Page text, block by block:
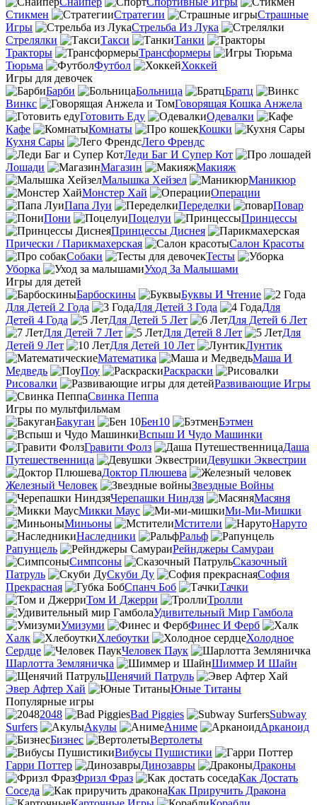
Стикмен
Стратегии
Страшные
Игры
Стрельба Из Лука
Стрелялки
Такси
Танки
Тракторы
Трансформеры
Тюрьма
Футбол
Хоккей
Игры для девочек
Барби
Больница
Братц
Винкс
Говорящая Кошка Анжела
Готовить Еду
Одевалки
Кафе
Комнаты
Кошки
Кухня Сары
Лего Френдс
Леди Баг И Супер Кот
Лошади
Магазин
Макияж
Малышка Хейзел
Маникюр
Монстер Хай
Операции
Папа Луи
Переделки
Повар
Пони
Поцелуи
Принцессы
Принцессы Диснея
Прически / Парикмахерская
Салон Красоты
Собаки
Тесты
Уборка
Уход За Малышами
Игры для детей
Барбоскины
Буквы И Чтение
Для Детей 2 Года
Для Детей 3 Года
Для
Детей 4 Года
Для Детей 5 Лет
Для Детей 6 Лет
Для Детей 7 Лет
Для Детей 8 Лет
Для
Детей 9 Лет
Для Детей 10 Лет
Лунтик
Математика
Маша И
Медведь
Поу
Раскраски
Рисовалки
Развивающие Игры
Свинка Пеппа
Игры по мультфильмам
Бакуган
Бен10
Бэтмен
Вспыш И Чудо Машинки
Гравити Фолз
Даша
Путешественница
Девушки Эквестрии
Доктор Плюшева
Железный Человек
Звездные Войны
Черепашки Ниндзя
Масяня
Микки Маус
Ми-Ми-Мишки
Миньоны
Мстители
Наруто
Наследники
Ральф
Рапунцель
Рейнджеры Самураи
Симпсоны
Сказочный
Патруль
Скуби Ду
София
Прекрасная
Спанч Боб
Тачки
Том И Джерри
Тролли
Удивительный Мир Гамбола
Умизуми
Финес И Ферб
Халк
Хлебоутки
Холодное
Сердце
Человек Паук
Шарлотта Земляничка
Шиммер И Шайн
Щенячий Патруль
Эвер Афтер Хай
Юные Титаны
Популярные игры
2048
Bad Piggies
Subway
Surfers
Акулы Аниме
Арканоид
Бизнес
Вертолеты
Вибусы Пушистики
Гарри Поттер
Динозавры
Драконы
Фризл Фраз
Как Достать
Соседа
Как Приручить Дракона